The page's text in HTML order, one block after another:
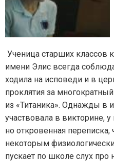
Ученица старших классов
имени Элис всегда
ходила на исповеди и в
проклятия за
из «Титаника». Однажды в
участвовала в викторине,
но откровенная
некоторым
пускает по школе слух про